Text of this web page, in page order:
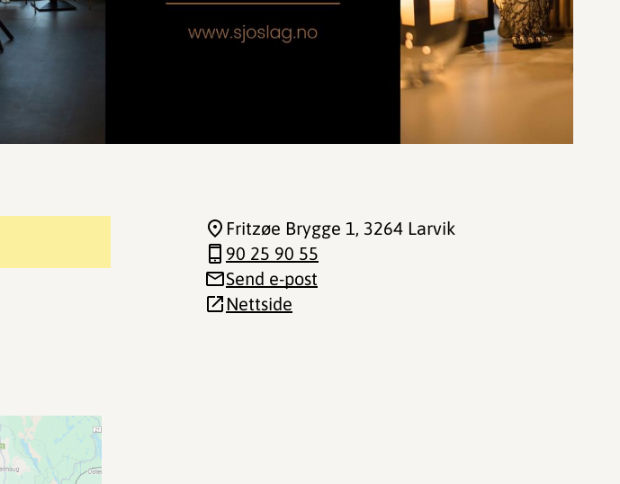
Fritzøe Brygge 1, 3264 Larvik
90 25 90 55
Send e-post
Nettside